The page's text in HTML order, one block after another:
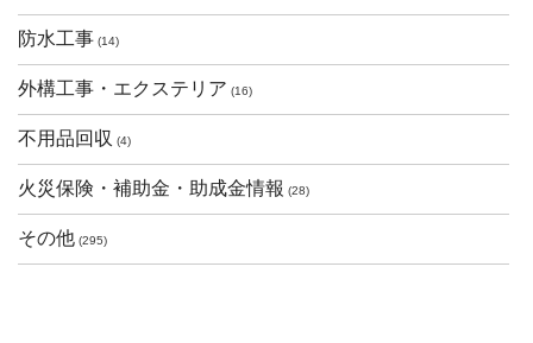
防水工事 (14)
外構工事・エクステリア (16)
不用品回収 (4)
火災保険・補助金・助成金情報 (28)
その他 (295)